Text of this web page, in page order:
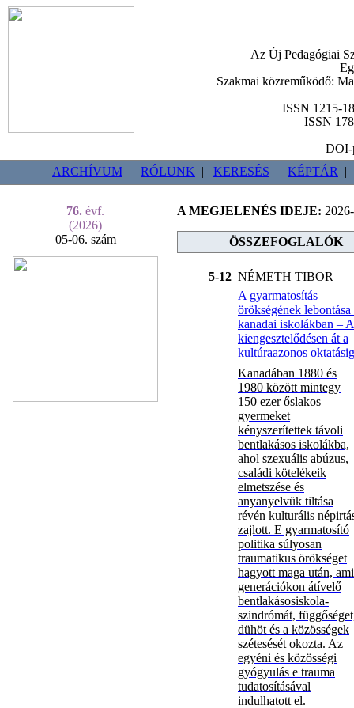
Az Új Pedagógiai
Szakmai közreműködő:
ISSN 1215-
ISSN
DOI-
ARCHÍVUM | RÓLUNK | KERESÉS | KÉPTÁR |
76. évf.
(2026)
05-06. szám
A MEGJELENÉS IDEJE:
ÖSSZEFOGLALÓK
5-12 NÉMETH TIBOR
A gyarmatosítás
örökségének lebontása
kanadai iskolákban – A
kiengesztelődésen át a
kultúraazonos oktatásig
Kanadában 1880 és
1980 között mintegy
150 ezer őslakos
gyermeket
kényszerítettek távoli
bentlakásos iskolákba,
ahol szexuális abúzus,
családi kötelékeik
elmetszése és
anyanyelvük tiltása
révén kulturális
zajlott. E gyarmatosító
politika súlyosan
traumatikus örökséget
hagyott maga után, ami
generációkon átívelő
bentlakásosiskola-
szindrómát,
dühöt és a közösségek
szétesését okozta. Az
egyéni és közösségi
gyógyulás e trauma
tudatosításával
indulhatott el.